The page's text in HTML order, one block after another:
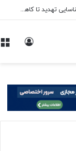
روش‌های جلوگیری از حملات Zero-Day؛ از شناسایی تهدید تا کاهش ریسک